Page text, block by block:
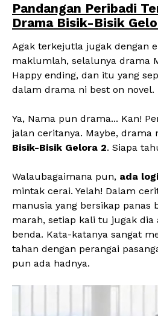
Pandangan Peribadi
Drama Bisik-Bisik
Agak terkejutla jugak dengan
maklumlah, selalunya drama
Happy ending, dan itu yang
dalam drama ni best on novel.
Ya, Nama pun drama... Kan!
jalan ceritanya. Maybe, drama
Bisik-Bisik Gelora 2. Siapa
Walaubagaimana pun, ada
mintak cerai. Yelah! Dalam
manusia yang bersikap panas
marah, setiap kali tu jugak
benda. Kata-katanya sangat
tahan dengan perangai
pun ada hadnya.